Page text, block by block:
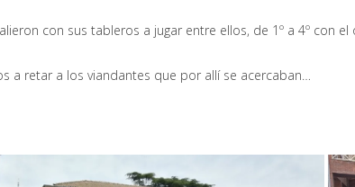
con sus tableros a jugar entre ellos, de 1º a 4º con
a retar a los viandantes que por allí se acercaban…